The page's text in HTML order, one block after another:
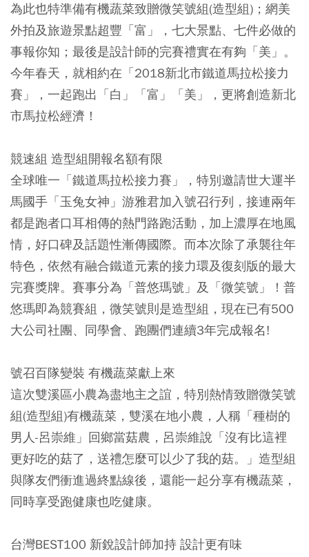
為此也特準備有機蔬菜致贈微笑號組(造型組)；網美
外拍及旅遊景點超豐「富」，七大景點、七件必做的
事報你知；最後是設計師的完賽禮實在有夠「美」。
今年春天，就相約在「2018新北市鐵道馬拉松接力
賽」，一起跑出「白」「富」「美」，更將創造新北
市馬拉松經濟！
競速組 造型組開報名額有限
全球唯一「鐵道馬拉松接力賽」，特別邀請世大運半
馬國手「玉兔女神」游雅君加入號召行列，接連兩年
都是跑者口耳相傳的熱門路跑活動，加上濃厚在地風
情，好口碑及話題性漸傳國際。而本次除了承襲往年
特色，依然有融合鐵道元素的接力環及復刻版的最大
完賽獎牌。賽事分為「普悠瑪號」及「微笑號」！普
悠瑪即為競賽組，微笑號則是造型組，現在已有500
大公司社團、同學會、跑團們連續3年完成報名!
號召百隊變裝 有機蔬菜獻上來
這次雙溪區小農為盡地主之誼，特別熱情致贈微笑號
組(造型組)有機蔬菜，雙溪在地小農，人稱「種樹的
男人-呂崇維」回鄉當菇農，呂崇維說「沒有比這裡
更好吃的菇了，送禮怎麼可以少了我的菇。」造型組
與隊友們衝進過終點線後，還能一起分享有機蔬菜，
同時享受跑健康也吃健康。
台灣BEST100 新銳設計師加持 設計更有味